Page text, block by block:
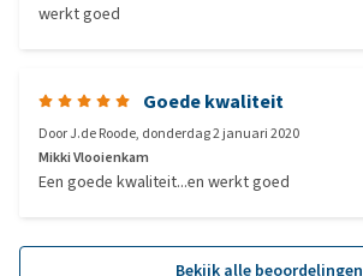
werkt goed
Goede kwaliteit
DoorJ.de Roode, donderdag 2 januari 2020
Mikki Vlooienkam
Een goede kwaliteit...en werkt goed
Bekijk alle beoordelingen